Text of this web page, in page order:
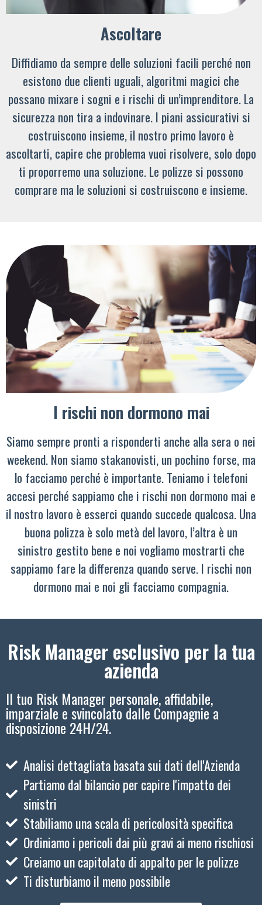
Ascoltare
Diffidiamo da sempre delle soluzioni facili perché non
esistono due clienti uguali, algoritmi magici che
possano mixare i sogni e i rischi di un’imprenditore. La
sicurezza non tira a indovinare. I piani assicurativi si
costruiscono insieme, il nostro primo lavoro è
ascoltarti, capire che problema vuoi risolvere, solo dopo
ti proporremo una soluzione. Le polizze si possono
comprare ma le soluzioni si costruiscono e insieme.
I rischi non dormono mai
Siamo sempre pronti a risponderti anche alla sera o nei
weekend. Non siamo stakanovisti, un pochino forse, ma
lo facciamo perché è importante. Teniamo i telefoni
accesi perché sappiamo che i rischi non dormono mai e
il nostro lavoro è esserci quando succede qualcosa. Una
buona polizza è solo metà del lavoro, l’altra è un
sinistro gestito bene e noi vogliamo mostrarti che
sappiamo fare la differenza quando serve. I rischi non
dormono mai e noi gli facciamo compagnia.
Risk Manager esclusivo per la tua
azienda
Il tuo Risk Manager personale, affidabile,
imparziale e svincolato dalle Compagnie a
disposizione 24H/24.
Analisi dettagliata basata sui dati dell'Azienda
Partiamo dal bilancio per capire l'impatto dei
sinistri
Stabiliamo una scala di pericolosità specifica
Ordiniamo i pericoli dai più gravi ai meno rischiosi
Creiamo un capitolato di appalto per le polizze
Ti disturbiamo il meno possibile